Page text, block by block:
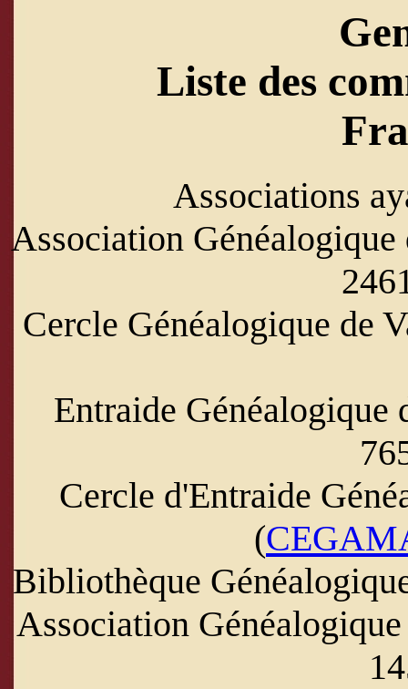
Liste des
Associations
Association
Cercle Généalogique de
Entraide
Cercle d'Entraide
(
Bibliothèque
Association